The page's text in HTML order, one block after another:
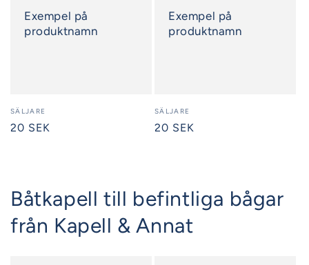
Exempel på
produktnamn
Säljare:
SÄLJARE
Ordinarie
20 SEK
Exempel på
produktnamn
Säljare:
SÄLJARE
Ordinarie
20 SEK
Båtkapell till befintliga bågar
från Kapell & Annat